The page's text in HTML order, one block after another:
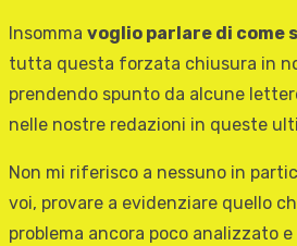
Insomma voglio parlare di come
tutta questa forzata chiusura in
prendendo spunto da alcune
nelle nostre redazioni in queste
Non mi riferisco a nessuno in
voi, provare a evidenziare quello
problema ancora poco analizzato